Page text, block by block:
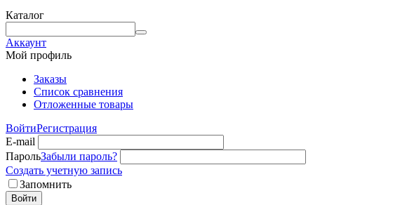
Каталог
Аккаунт
Мой профиль
Заказы
Список сравнения
Отложенные товары
ВойтиРегистрация
E-mail
ПарольЗабыли пароль?
Создать учетную запись
Запомнить
Войти